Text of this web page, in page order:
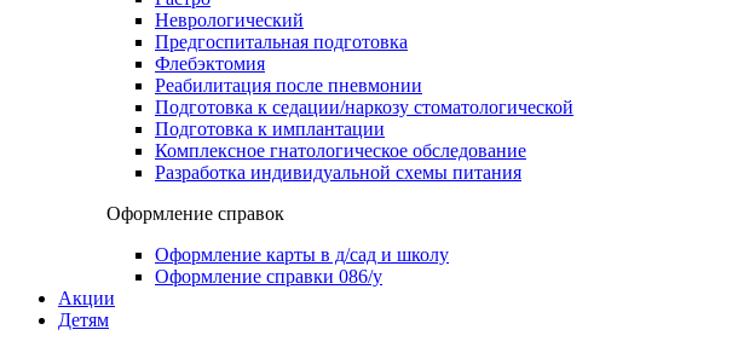
Неврологический
Предгоспитальная подготовка
Флебэктомия
Реабилитация после пневмонии
Подготовка к седации/наркозу стоматологической
Подготовка к имплантации
Комплексное гнатологическое обследование
Разработка индивидуальной схемы питания
Оформление справок
Оформление карты в д/сад и школу
Оформление справки 086/у
Акции
Детям